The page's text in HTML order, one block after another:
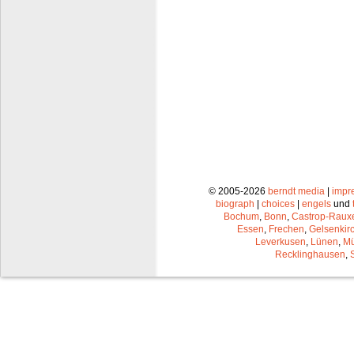
© 2005-2026 berndt media|
biograph
choices engels und
Bochum, Bonn, Castrop-
Essen, Frechen,
Leverkusen, Lünen,
Recklinghausen,